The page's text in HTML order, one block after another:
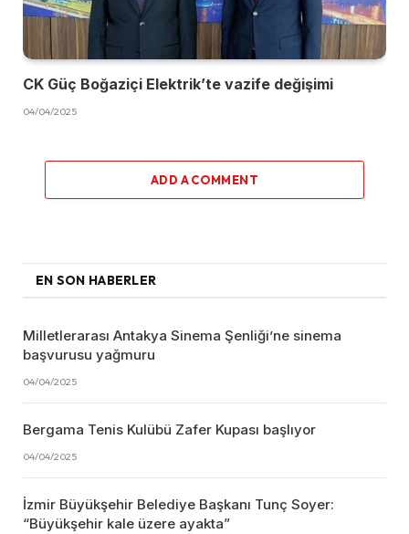
CK Güç Boğaziçi Elektrik’te vazife değişimi
04/04/2025
ADD A COMMENT
EN SON HABERLER
Milletlerarası Antakya Sinema Şenliği’ne sinema
başvurusu yağmuru
04/04/2025
Bergama Tenis Kulübü Zafer Kupası başlıyor
04/04/2025
İzmir Büyükşehir Belediye Başkanı Tunç Soyer:
“Büyükşehir kale üzere ayakta”